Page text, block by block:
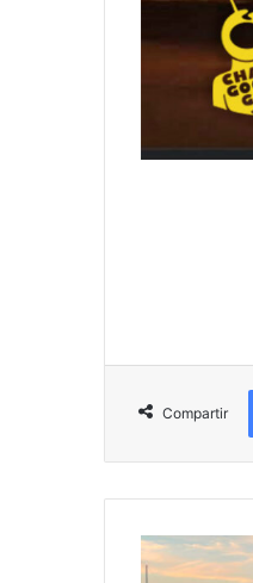
Compartir
#Michoacán
Aparatoso